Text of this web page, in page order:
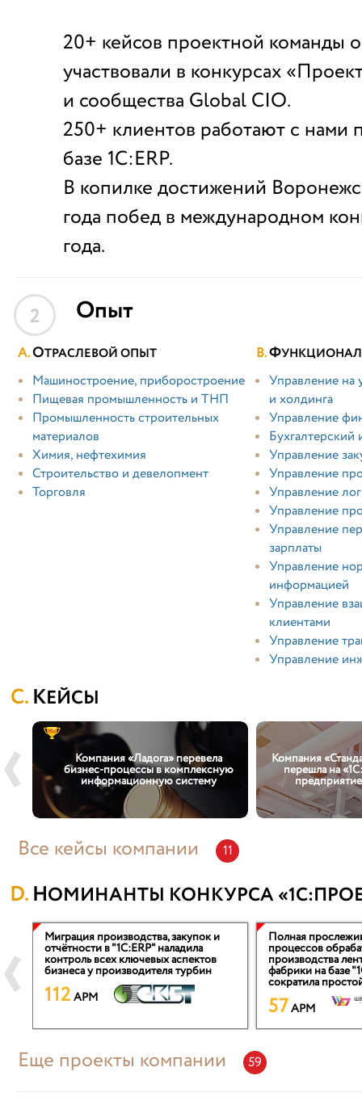
20+ кейсов проектной команды
участвовали в конкурсах
и сообщества Global CIO.
250+ клиентов работают с нами
базе 1С:ERP.
В копилке достижений
года побед в международном
года.
2 Опыт
ОТРАСЛЕВОЙ ОПЫТ
Машиностроение, приборостроение
Пищевая промышленность и ТНП
Промышленность строительных
материалов
Химия, нефтехимия
Строительство и девелопмент
Торговля
Ф
Управление на
и холдинга
Управление
Бухгалтерский
Управление
Управление
Управление
Управление
Управление
зарплаты
Управление
информацией
Управление
клиентами
Управление
Управление
КЕЙСЫ
Компания «Ладога» перевела
бизнес-процессы в комплексную
информационную систему
Компания
перешла на
Все кейсы компании 11
НОМИНАНТЫ КОНКУРСА
Миграция производства, закупок и
отчётности в "1С:ERP" наладила
контроль всех ключевых аспектов
бизнеса у производителя турбин
112 APM
Полная
процессов
производства
фабрики на базе
сократила
57APM
Еще проекты компании 59